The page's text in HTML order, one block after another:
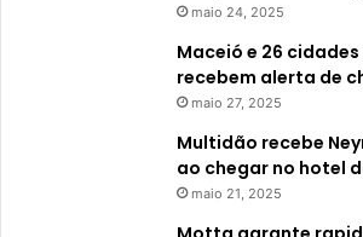
maio 24, 2025
Maceió e 26
recebem alerta de
maio 27, 2025
Multidão recebe
ao chegar no hotel
maio 21, 2025